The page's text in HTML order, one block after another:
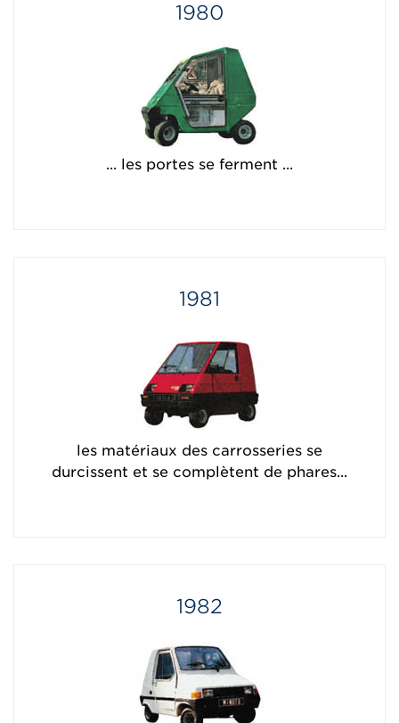
1980
... les portes se ferment ...
1981
les matériaux des carrosseries se
durcissent et se complètent de phares...
1982